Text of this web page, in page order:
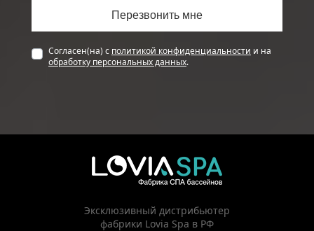
Согласен(на) с политикой конфиденциальности и на
обработку персональных данных.
Эксклюзивный дистрибьютер
фабрики Lovia Spa в РФ